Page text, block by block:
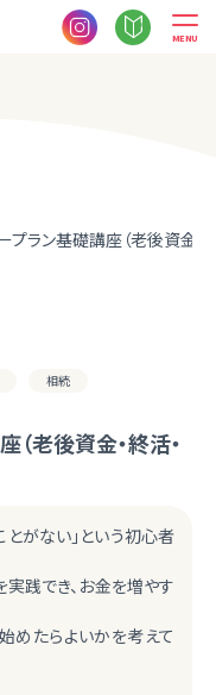
MENU
ラン基礎講座（老後資金・
相続
老後資金・終活・
がない」という初心者
践でき、お金を増やす
めたらよいかを考えて